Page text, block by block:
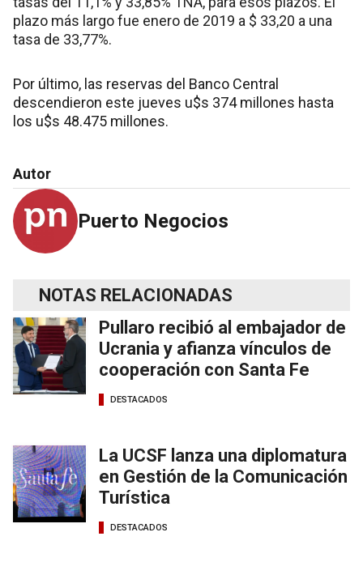
plazo más largo fue enero de 2019 a $ 33,20 a una
tasa de 33,77%.
Por último, las reservas del Banco Central
descendieron este jueves u$s 374 millones hasta
los u$s 48.475 millones.
Autor
Puerto Negocios
NOTAS RELACIONADAS
Pullaro recibió al embajador de
Ucrania y afianza vínculos de
cooperación con Santa Fe
DESTACADOS
La UCSF lanza una diplomatura
en Gestión de la Comunicación
Turística
DESTACADOS